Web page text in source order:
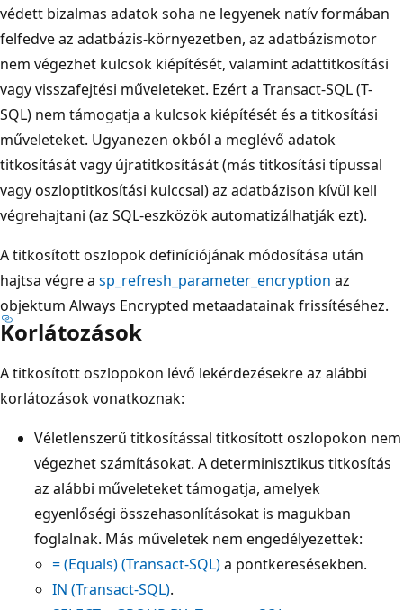
védett bizalmas adatok soha ne legyenek natív formában
felfedve az adatbázis-környezetben, az adatbázismotor
nem végezhet kulcsok kiépítését, valamint adattitkosítási
vagy visszafejtési műveleteket. Ezért a Transact-SQL (T-
SQL) nem támogatja a kulcsok kiépítését és a titkosítási
műveleteket. Ugyanezen okból a meglévő adatok
titkosítását vagy újratitkosítását (más titkosítási típussal
vagy oszloptitkosítási kulccsal) az adatbázison kívül kell
végrehajtani (az SQL-eszközök automatizálhatják ezt).
A titkosított oszlopok definíciójának módosítása után
hajtsa végre a sp_refresh_parameter_encryption az
objektum Always Encrypted metaadatainak frissítéséhez.
Korlátozások
A titkosított oszlopokon lévő lekérdezésekre az alábbi
korlátozások vonatkoznak:
Véletlenszerű titkosítással titkosított oszlopokon nem
végezhet számításokat. A determinisztikus titkosítás
az alábbi műveleteket támogatja, amelyek
egyenlőségi összehasonlításokat is magukban
foglalnak. Más műveletek nem engedélyezettek:
= (Equals) (Transact-SQL)a pontkeresésekben.
IN (Transact-SQL).